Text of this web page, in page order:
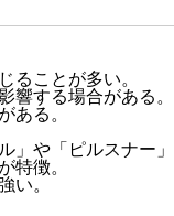
ることが多い。
響する場合がある。
ある。
」や「ピルスナー
特徴。
い。